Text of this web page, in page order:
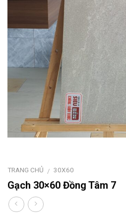
TRANG CHỦ / 30X60
Gạch 30×60 Đồng Tâm 7